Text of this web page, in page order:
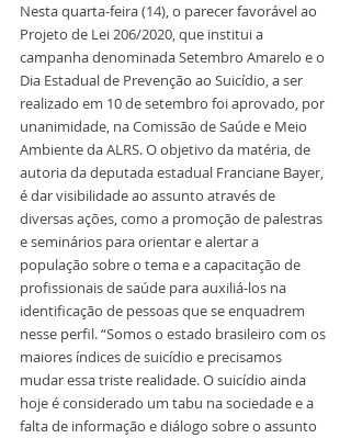
Nesta quarta-feira (14), o parecer favorável ao
Projeto de Lei 206/2020, que institui a
campanha denominada Setembro Amarelo e o
Dia Estadual de Prevenção ao Suicídio, a ser
realizado em 10 de setembro foi aprovado, por
unanimidade, na Comissão de Saúde e Meio
Ambiente da ALRS. O objetivo da matéria, de
autoria da deputada estadual Franciane Bayer,
é dar visibilidade ao assunto através de
diversas ações, como a promoção de palestras
e seminários para orientar e alertar a
população sobre o tema e a capacitação de
profissionais de saúde para auxiliá-los na
identificação de pessoas que se enquadrem
nesse perfil. “Somos o estado brasileiro com os
maiores índices de suicídio e precisamos
mudar essa triste realidade. O suicídio ainda
hoje é considerado um tabu na sociedade e a
falta de informação e diálogo sobre o assunto